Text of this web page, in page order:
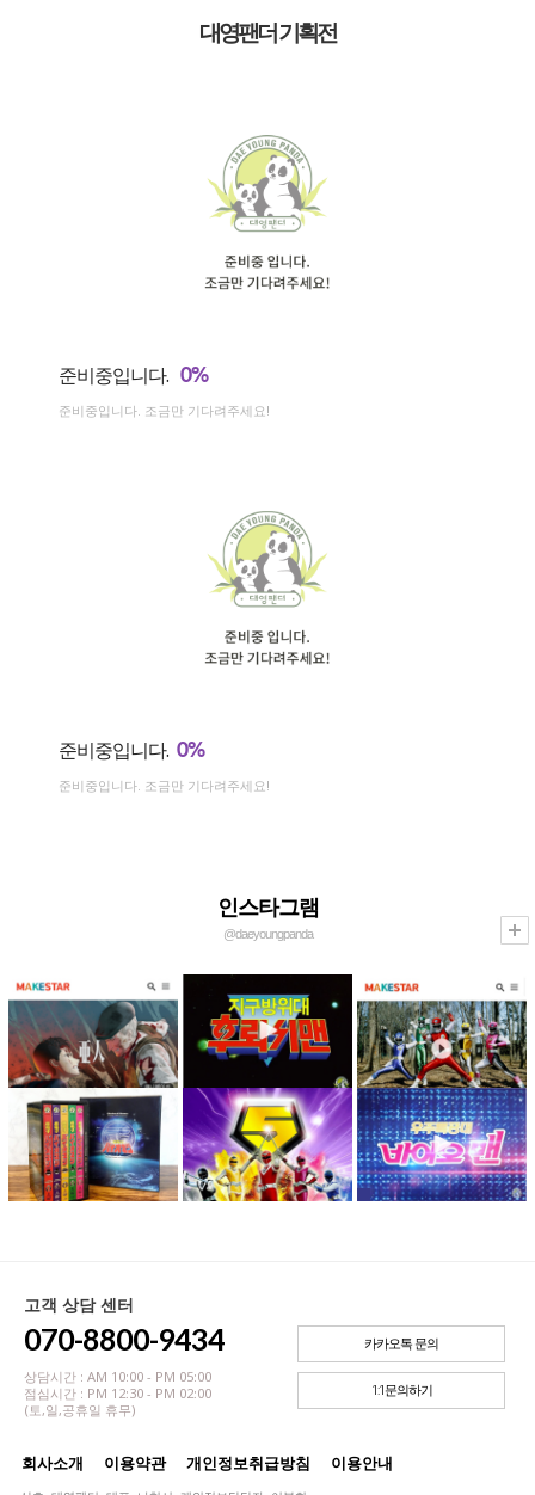
대영팬더 기획전
준비중입니다. 0%
준비중입니다. 조금만 기다려주세요!
준비중입니다. 0%
준비중입니다. 조금만 기다려주세요!
인스타그램
@daeyoungpanda
고객 상담 센터
070-8800-9434
상담시간 : AM 10:00 - PM 05:00
점심시간 : PM 12:30 - PM 02:00
(토,일,공휴일 휴무)
카카오톡 문의
1:1문의하기
회사소개 이용약관 개인정보취급방침 이용안내